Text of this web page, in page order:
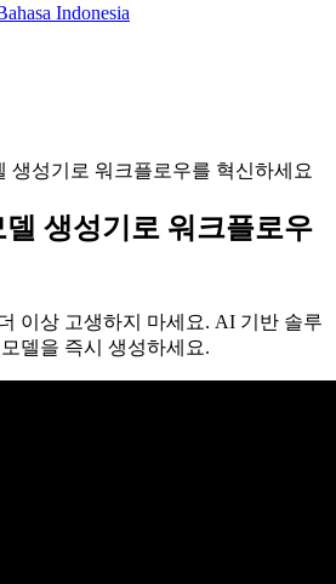
Indonesia
생성기로 워크플로우를 혁신하세요
생성기로 워크플로우
이상 고생하지 마세요. AI 기반 솔루
델을 즉시 생성하세요.